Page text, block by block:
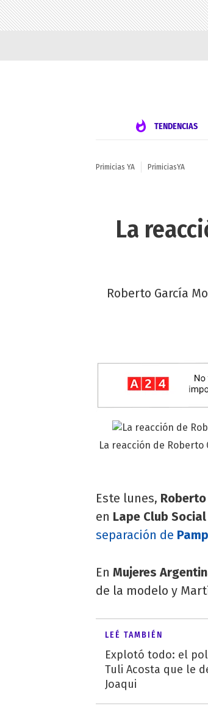
TENDENCIAS
Primicias YA PrimiciasYA
La
Roberto García
La reacción de
Este lunes,
en Lape Club
separación de
En Mujeres
de la modelo y
LEÉ TAMBIÉN
Explotó todo: el
Tuli Acosta que le
Joaqui